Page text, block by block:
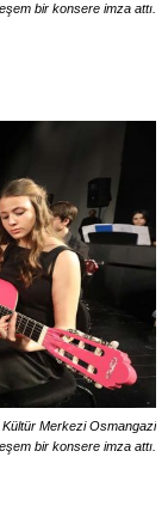
bir konsere imza attı.
Merkezi Osmangazi
bir konsere imza attı.